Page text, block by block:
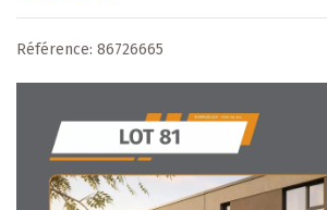
Référence: 86726665